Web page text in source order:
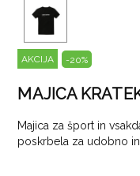
AKCIJA -20%
MAJICA
Majica za šport in
poskrbela za udobno